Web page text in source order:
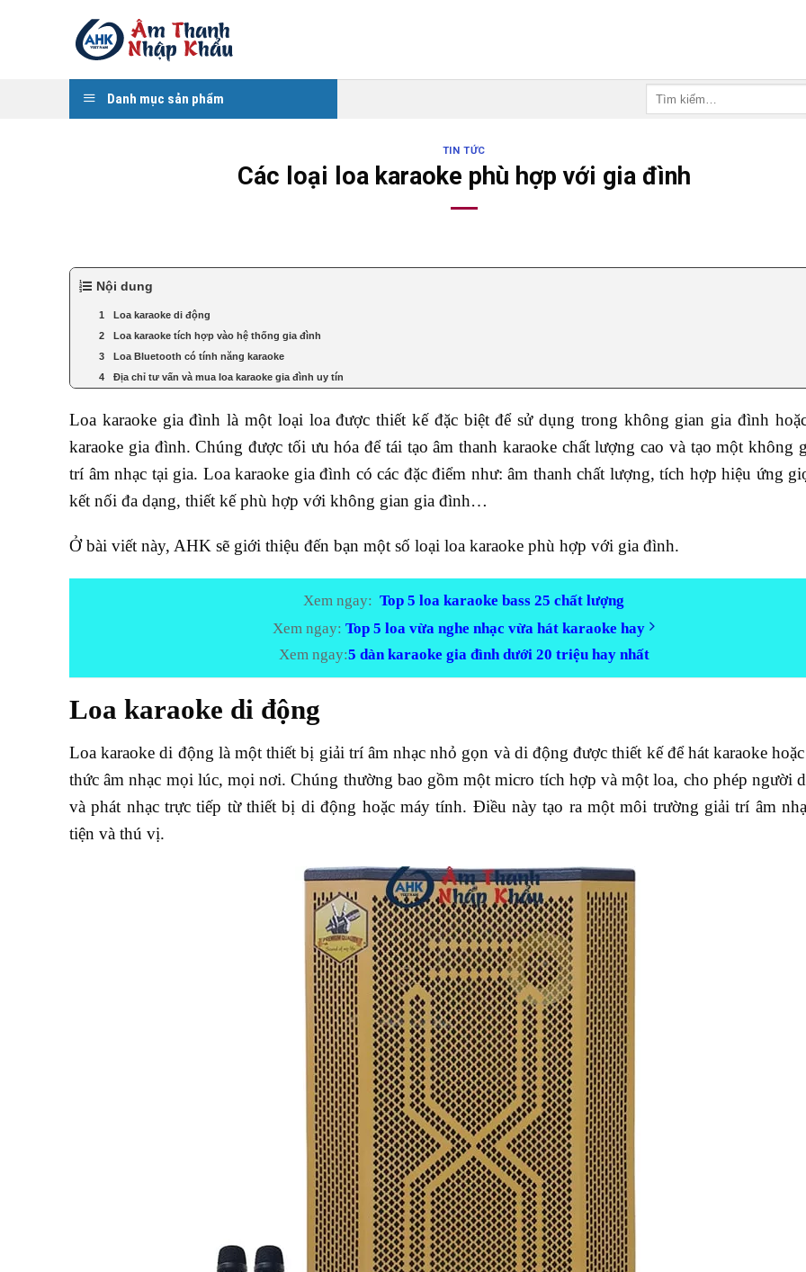
Danh mục sản phẩm
TIN TỨC
Các loại loa karaoke phù hợp với gia đình
Nội dung
Loa karaoke di động
Loa karaoke tích hợp vào hệ thống gia đình
Loa Bluetooth có tính năng karaoke
Địa chỉ tư vấn và mua loa karaoke gia đình uy tín
Loa karaoke gia đình là một loại loa được thiết kế đặc biệt để sử dụng trong không gian gia đình
karaoke gia đình. Chúng được tối ưu hóa để tái tạo âm thanh karaoke chất lượng cao và tạo một không
trí âm nhạc tại gia. Loa karaoke gia đình có các đặc điểm như: âm thanh chất lượng, tích hợp hiệu ứng
kết nối đa dạng, thiết kế phù hợp với không gian gia đình…
Ở bài viết này, AHK sẽ giới thiệu đến bạn một số loại loa karaoke phù hợp với gia đình.
Xem ngay: Top 5 loa karaoke bass 25 chất lượng
Xem ngay: Top 5 loa vừa nghe nhạc vừa hát karaoke hay
Xem ngay:5 dàn karaoke gia đình dưới 20 triệu hay nhất
Loa karaoke di động
Loa karaoke di động là một thiết bị giải trí âm nhạc nhỏ gọn và di động được thiết kế để hát karaoke
thức âm nhạc mọi lúc, mọi nơi. Chúng thường bao gồm một micro tích hợp và một loa, cho phép người
và phát nhạc trực tiếp từ thiết bị di động hoặc máy tính. Điều này tạo ra một môi trường giải trí âm
tiện và thú vị.